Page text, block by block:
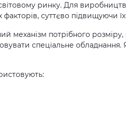
ринку. Для
суттєво підвищуючи
механізм потрібного
спеціальне